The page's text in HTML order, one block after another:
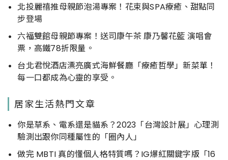
北投麗禧推母親節泡湯專案！花束與SPA療癒、甜點同
步登場
六福雙館母親節專案！送司康午茶 康乃馨花籃 演唱會
票，高鐵78折限量。
台北君悅酒店漂亮廣式海鮮餐廳「療癒哲學」新菜單！
每一口都成為心靈的享受。
居家生活熱門文章
你是草系、電系還是貓系？2023「台灣設計展」心理測
驗測出跟你同種屬性的「圈內人」
做完 MBTI 真的懂個人格特質嗎？IG爆紅關鍵字版「16